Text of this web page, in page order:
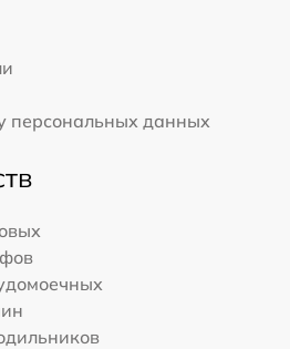
персональных данных